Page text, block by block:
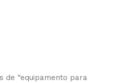
de “equipamento para